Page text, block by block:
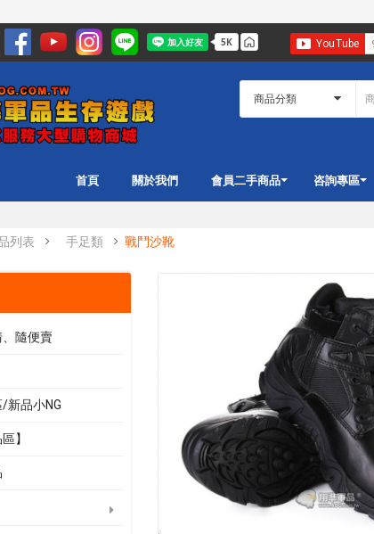
首頁 關於我們 會員二手商品 咨詢專區
列表 手足類 戰鬥沙靴
隨便賣
新品小NG
】